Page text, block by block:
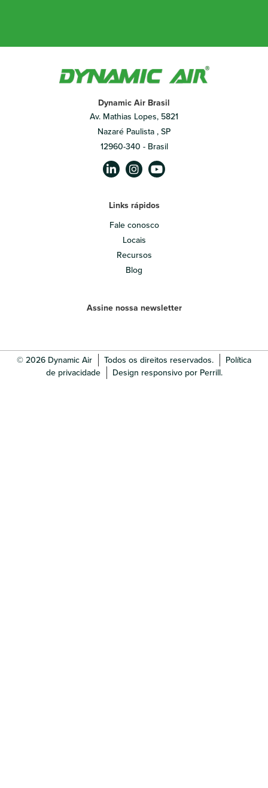
Dynamic Air Brasil
Av. Mathias Lopes, 5821
Nazaré Paulista , SP
12960-340 - Brasil
Links rápidos
Fale conosco
Locais
Recursos
Blog
Assine nossa newsletter
© 2026 Dynamic Air Todos os direitos reservados.
Política
de privacidade
Design responsivo por Perrill.